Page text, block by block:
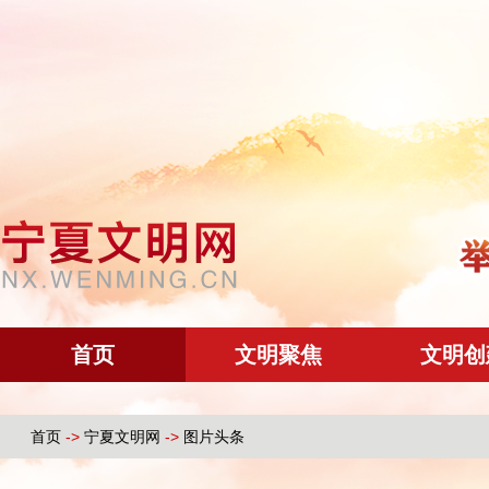
首页 文明聚焦 文明
首页 -> 宁夏文明网 -> 图片头条